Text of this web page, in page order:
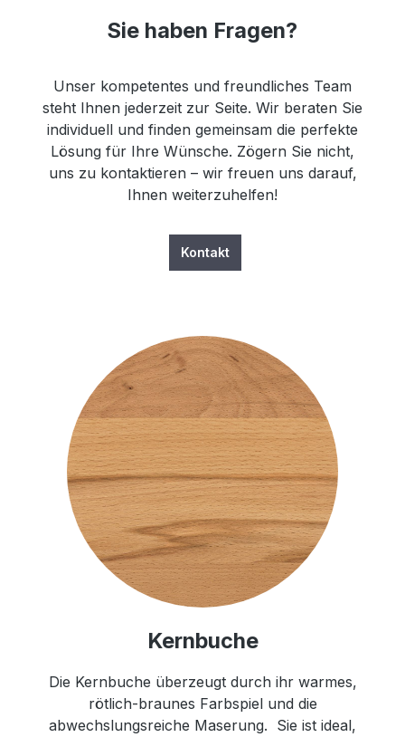
Sie haben Fragen?
Unser kompetentes und freundliches Team
steht Ihnen jederzeit zur Seite. Wir beraten Sie
individuell und finden gemeinsam die perfekte
Lösung für Ihre Wünsche. Zögern Sie nicht,
uns zu kontaktieren – wir freuen uns darauf,
Ihnen weiterzuhelfen!
Kontakt
Kernbuche
Die Kernbuche überzeugt durch ihr warmes,
rötlich-braunes Farbspiel und die
abwechslungsreiche Maserung. Sie ist ideal,